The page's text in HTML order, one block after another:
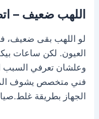
اللهب ضعيف –
لو اللهب بقى ضعيف،
العيون. لكن ساعات
وعلشان تعرفي
فني متخصص يشوف
الجهاز بطريقة